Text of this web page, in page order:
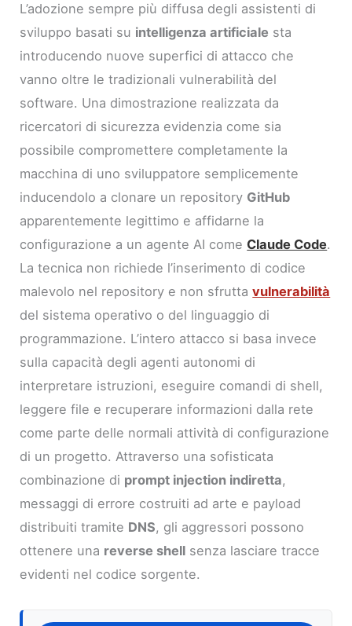
L’adozione sempre più diffusa degli assistenti di
sviluppo basati su intelligenza artificiale sta
introducendo nuove superfici di attacco che
vanno oltre le tradizionali vulnerabilità del
software. Una dimostrazione realizzata da
ricercatori di sicurezza evidenzia come sia
possibile compromettere completamente la
macchina di uno sviluppatore semplicemente
inducendolo a clonare un repository GitHub
apparentemente legittimo e affidarne la
configurazione a un agente AI comeClaude Code.
La tecnica non richiede l’inserimento di codice
malevolo nel repository e non sfruttavulnerabilità
del sistema operativo o del linguaggio di
programmazione. L’intero attacco si basa invece
sulla capacità degli agenti autonomi di
interpretare istruzioni, eseguire comandi di shell,
leggere file e recuperare informazioni dalla rete
come parte delle normali attività di configurazione
di un progetto. Attraverso una sofisticata
combinazione di prompt injection indiretta,
messaggi di errore costruiti ad arte e payload
distribuiti tramite DNS, gli aggressori possono
ottenere una reverse shell senza lasciare tracce
evidenti nel codice sorgente.